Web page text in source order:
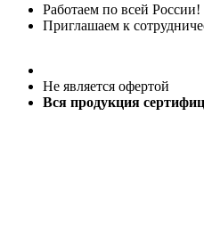
Работаем по всей России!
Приглашаем к
Не является офертой
Вся продукция